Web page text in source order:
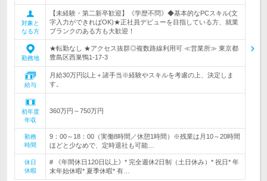
対象と
なる方
【未経験・第二新卒歓迎】《学歴不問》◆基本的なPCスキル(文
字入力ができればOK)★正社員デビューを目指している方、就業
ブランクのある方も大歓迎！
勤務地
★転勤なし ★アクセス抜群◎複数路線利用可 ≪営業所≫ 東京都
豊島区西巣鴨1-17-3
給与
月給30万円以上＋諸手当※経験やスキルを考慮の上、決定しま
す。
初年度
年収
360万円～750万円
勤務
時間
9：00～18：00（実働8時間／休憩1時間）※残業は月10～20時間
ほどと少なめで、定時退社も可能…
休日
休暇
# 《年間休日120日以上》* 完全週休2日制（土日休み）* 祝日* 年
末年始休暇* 夏季休暇* 有…